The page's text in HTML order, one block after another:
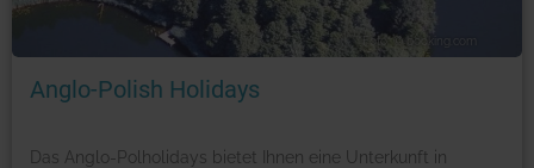
Foto: © booking.com
Anglo-Polish Holidays
Das Anglo-Polholidays bietet Ihnen eine Unterkunft in